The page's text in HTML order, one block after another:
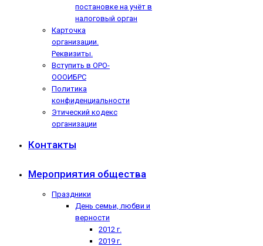
постановке на учёт в
налоговый орган
Карточка
организации.
Реквизиты.
Вступить в ОРО-
ОООИБРС
Политика
конфиденциальности
Этический кодекс
организации
Контакты
Мероприятия общества
Праздники
День семьи, любви и
верности
2012 г.
2019 г.